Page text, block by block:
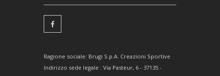
Ragione sociale: Brugi S.p.A. Creazioni Sportive
Indirizzo sede legale : Via Pasteur, 6 - 37135 -